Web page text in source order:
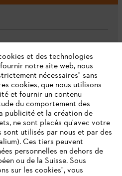
et des technologies
notre site web, nous
nécessaires" sans
cookies, que nous utilisons
et fournir un contenu
du comportement des
publicité et la création de
ne sont placés qu'avec votre
sont utilisés par nous et par des
Ces tiers peuvent
personnelles en dehors de
ou de la Suisse. Sous
sur les cookies", vous